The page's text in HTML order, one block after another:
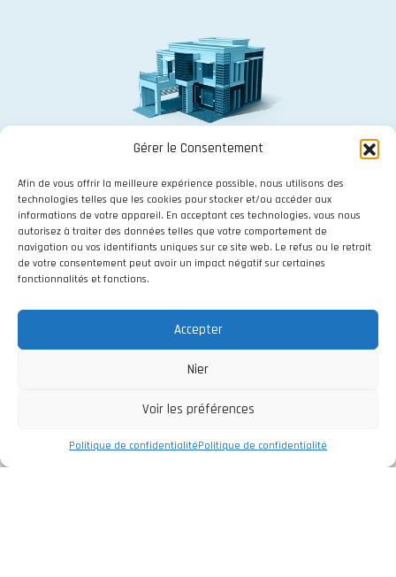
Gérer le Consentement
Afin de vous offrir la meilleure expérience possible, nous utilisons des
technologies telles que les cookies pour stocker et/ou accéder aux
informations de votre appareil. En acceptant ces technologies, vous nous
autorisez à traiter des données telles que votre comportement de
navigation ou vos identifiants uniques sur ce site web. Le refus ou le retrait
de votre consentement peut avoir un impact négatif sur certaines
fonctionnalités et fonctions.
Accepter
Nier
Voir les préférences
Politique de confidentialitéPolitique de confidentialité
PARTICULIER
N’hésitez pas à nous demander ici une
proposition de Système Photovoltaïque
CONTACTEZ-NOUS